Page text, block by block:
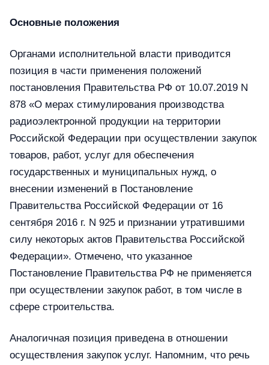
Основные положения
Органами исполнительной власти приводится
позиция в части применения положений
постановления Правительства РФ от 10.07.2019 N
878 «О мерах стимулирования производства
радиоэлектронной продукции на территории
Российской Федерации при осуществлении закупок
товаров, работ, услуг для обеспечения
государственных и муниципальных нужд, о
внесении изменений в Постановление
Правительства Российской Федерации от 16
сентября 2016 г. N 925 и признании утратившими
силу некоторых актов Правительства Российской
Федерации». Отмечено, что указанное
Постановление Правительства РФ не применяется
при осуществлении закупок работ, в том числе в
сфере строительства.
Аналогичная позиция приведена в отношении
осуществления закупок услуг. Напомним, что речь